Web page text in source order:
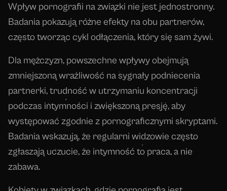
Wpływ pornografii na związki nie jest jednostronny.
Badania pokazują różne efekty na obu partnerów,
często tworząc cykl odłączenia, który się sam żywi.
Dla mężczyzn, powszechne wpływy obejmują
zmniejszoną wrażliwość na sygnały podniecenia
partnerki, trudność w utrzymaniu koncentracji
podczas intymności i zwiększoną presję, aby
występować zgodnie z pornograficznymi skryptami.
Badania wskazują, że regularni widzowie często
zgłaszają uczucie, że intymność to praca, a nie
zabawa.